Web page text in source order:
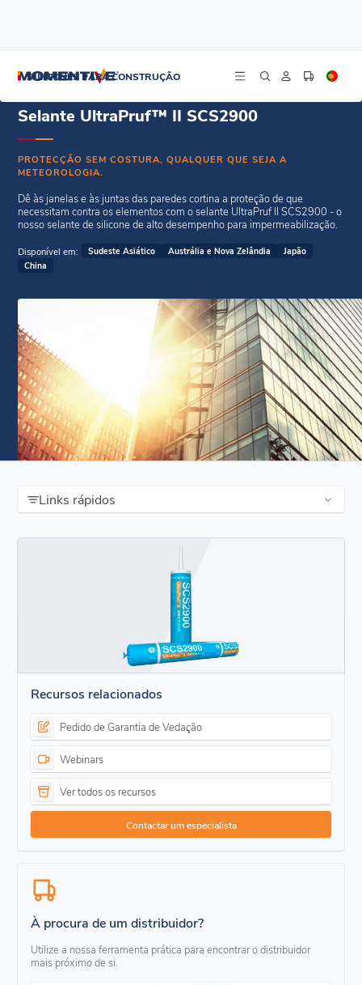
SILICONES PARA CONSTRUÇÃO
Selante UltraPruf™ II SCS2900
PROTECÇÃO SEM COSTURA, QUALQUER QUE SEJA A
METEOROLOGIA.
Dê às janelas e às juntas das paredes cortina a proteção de que
necessitam contra os elementos com o selante UltraPruf II SCS2900 - o
nosso selante de silicone de alto desempenho para impermeabilização.
Disponível em: Sudeste Asiático Austrália e Nova Zelândia
Japão
China
Links rápidos
Recursos relacionados
Pedido de Garantia de Vedação
Webinars
Ver todos os recursos
Contactar um especialista
À procura de um distribuidor?
Utilize a nossa ferramenta prática para encontrar o distribuidor
mais próximo de si.